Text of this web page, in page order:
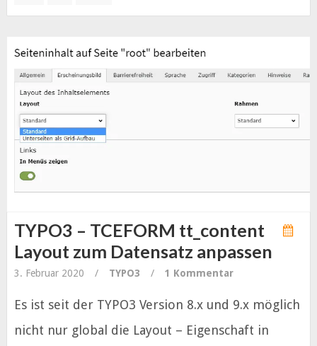
TYPO3 – TCEFORM tt_content
Layout zum Datensatz anpassen
3. Februar 2020 / TYPO3 / 1 Kommentar
Es ist seit der TYPO3 Version 8.x und 9.x möglich
nicht nur global die Layout – Eigenschaft in